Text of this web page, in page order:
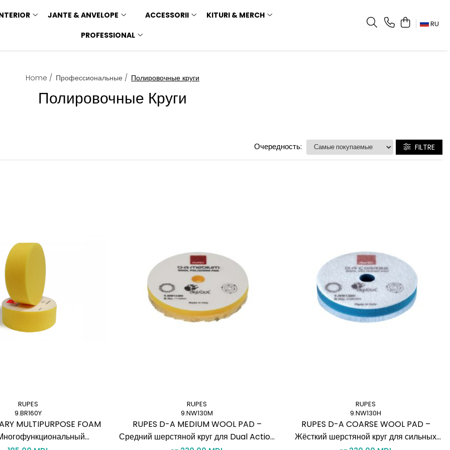
RU
JANTE & ANVELOPE ACCESSORII
KITURI & MERCH
PROFESSIONAL
Home / Профессиональные / Полировочные круги
Полировочные Круги
FILTRE
Очередность:
RUPES
9.BR160Y
MULTIPURPOSE FOAM
RUPES
9.NW130M
RUPES D-A MEDIUM WOOL PAD –
Средний шерстяной круг для Dual Action
RUPES
9.NW130H
RUPES D-A COARSE WOOL PAD –
Жёсткий шерстяной круг для сильных